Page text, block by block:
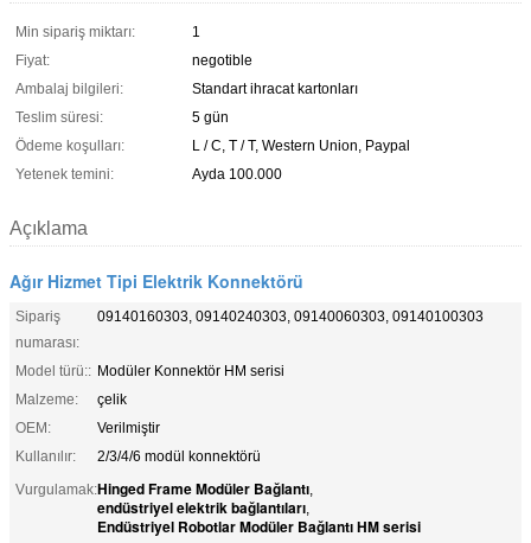
Min sipariş miktarı:
1
Fiyat:
negotible
Ambalaj bilgileri:
Standart ihracat kartonları
Teslim süresi:
5 gün
Ödeme koşulları:
L / C, T / T, Western Union, Paypal
Yetenek temini:
Ayda 100.000
Açıklama
Ağır Hizmet Tipi Elektrik Konnektörü
Sipariş
numarası:
09140160303, 09140240303, 09140060303, 09140100303
Model türü:: Modüler Konnektör HM serisi
Malzeme:
çelik
OEM:
Verilmiştir
Kullanılır:
2/3/4/6 modül konnektörü
Vurgulamak:Hinged Frame Modüler Bağlantı,
endüstriyel elektrik bağlantıları,
Endüstriyel Robotlar Modüler Bağlantı HM serisi